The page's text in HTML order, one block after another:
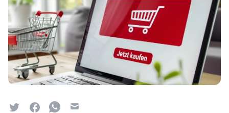
TwitterFacebookWhatsapp
Email